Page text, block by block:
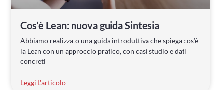
Cos’è Lean: nuova guida Sintesia
Abbiamo realizzato una guida introduttiva che spiega cos’è
la Lean con un approccio pratico, con casi studio e dati
concreti
Leggi L'articolo